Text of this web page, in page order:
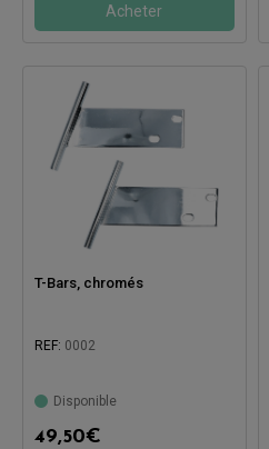
Acheter
T-Bars, chromés
REF: 0002
Disponible
49,50€